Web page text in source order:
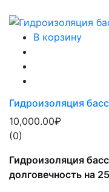
В корзину
Гидроизоляция
10,000.00₽
(0)
Гидроизоляция
долговечность на